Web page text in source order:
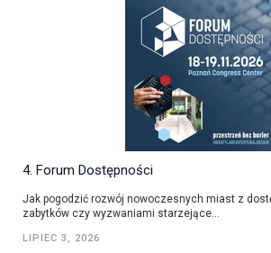
4. Forum Dostępności
Jak pogodzić rozwój nowoczesnych miast z
zabytków czy wyzwaniami starzejące...
LIPIEC 3, 2026